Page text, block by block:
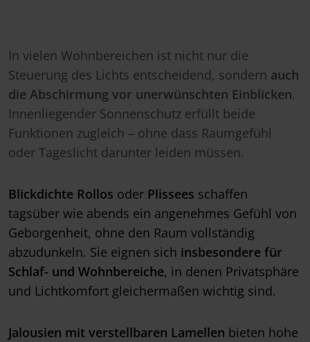
In vielen Wohnbereichen ist nicht nur die
Steuerung des Lichts entscheidend, sondern auch
die Abschirmung vor unerwünschten Einblicken.
Innenliegender Sonnenschutz erfüllt beide
Funktionen zugleich – ohne dass Raumgefühl
oder Tageslicht darunter leiden müssen.
Blickdichte Rollos oder Plissees schaffen
tagsüber wie abends ein angenehmes Gefühl von
Geborgenheit, ohne den Raum vollständig
abzudunkeln. Sie eignen sich insbesondere für
Schlaf- und Wohnbereiche, in denen Privatsphäre
und Lichtkomfort gleichermaßen wichtig sind.
Jalousien mit verstellbaren Lamellen bieten hohe